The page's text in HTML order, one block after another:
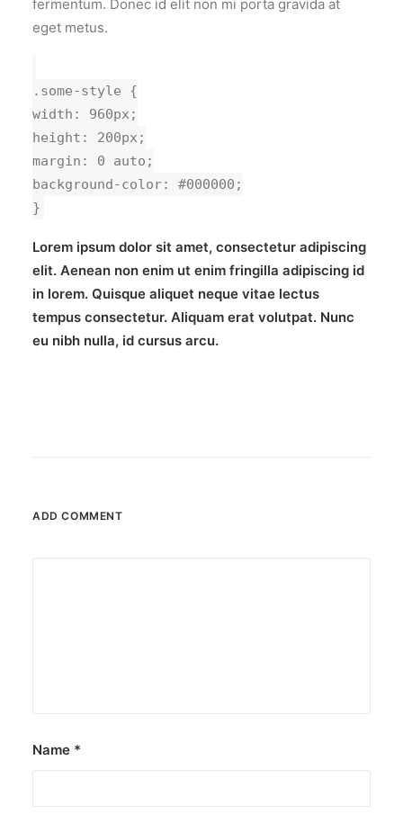
fermentum. Donec id elit non mi porta gravida at
eget metus.
.some-style {
width: 960px;
height: 200px;
margin: 0 auto;
background-color: #000000;
}
Lorem ipsum dolor sit amet, consectetur adipiscing
elit. Aenean non enim ut enim fringilla adipiscing id
in lorem. Quisque aliquet neque vitae lectus
tempus consectetur. Aliquam erat volutpat. Nunc
eu nibh nulla, id cursus arcu.
ADD COMMENT
Name *